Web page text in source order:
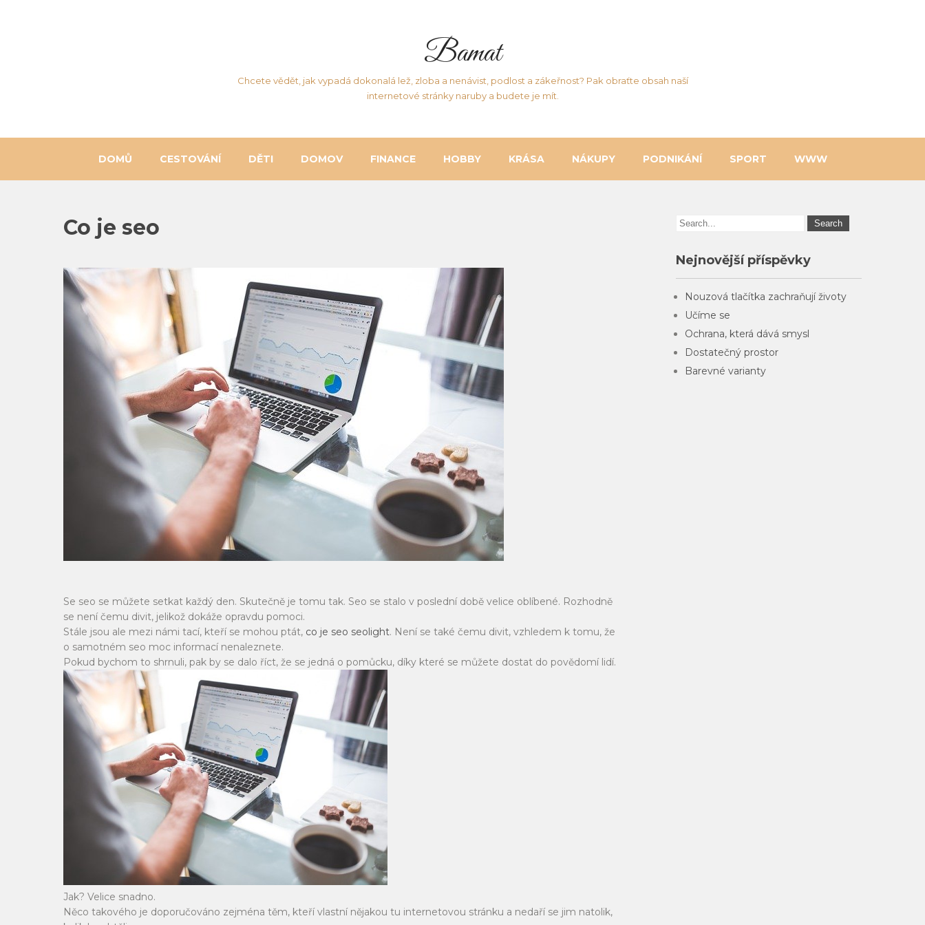
Bamat
Chcete vědět, jak vypadá dokonalá lež, zloba a nenávist, podlost a zákeřnost? Pak obraťte obsah naší
internetové stránky naruby a budete je mít.
DOMŮ CESTOVÁNÍ DĚTI DOMOV FINANCE HOBBY KRÁSA NÁKUPY PODNIKÁNÍ SPORT WWW
Co je seo
Se seo se můžete setkat každý den. Skutečně je tomu tak. Seo se stalo v poslední době velice oblíbené. Rozhodně
se není čemu divit, jelikož dokáže opravdu pomoci.
Stále jsou ale mezi námi tací, kteří se mohou ptát, co je seo seolight. Není se také čemu divit, vzhledem k tomu, že
o samotném seo moc informací nenaleznete.
Pokud bychom to shrnuli, pak by se dalo říct, že se jedná o pomůcku, díky které se můžete dostat do povědomí lidí.
Jak? Velice snadno.
Něco takového je doporučováno zejména těm, kteří vlastní nějakou tu internetovou stránku a nedaří se jim natolik,
Nejnovější příspěvky
Nouzová tlačítka zachraňují životy
Učíme se
Ochrana, která dává smysl
Dostatečný prostor
Barevné varianty